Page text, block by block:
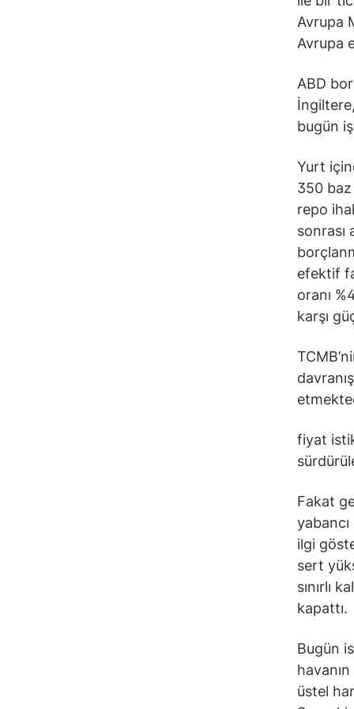
Avrupa
Avrupa
ABD
bugün
Yurt
350
repo
sonrası
efektif
oranı
karşı
fiyat
Fakat
ilgi
sert
sınırlı
kapattı.
Bugün
üstel